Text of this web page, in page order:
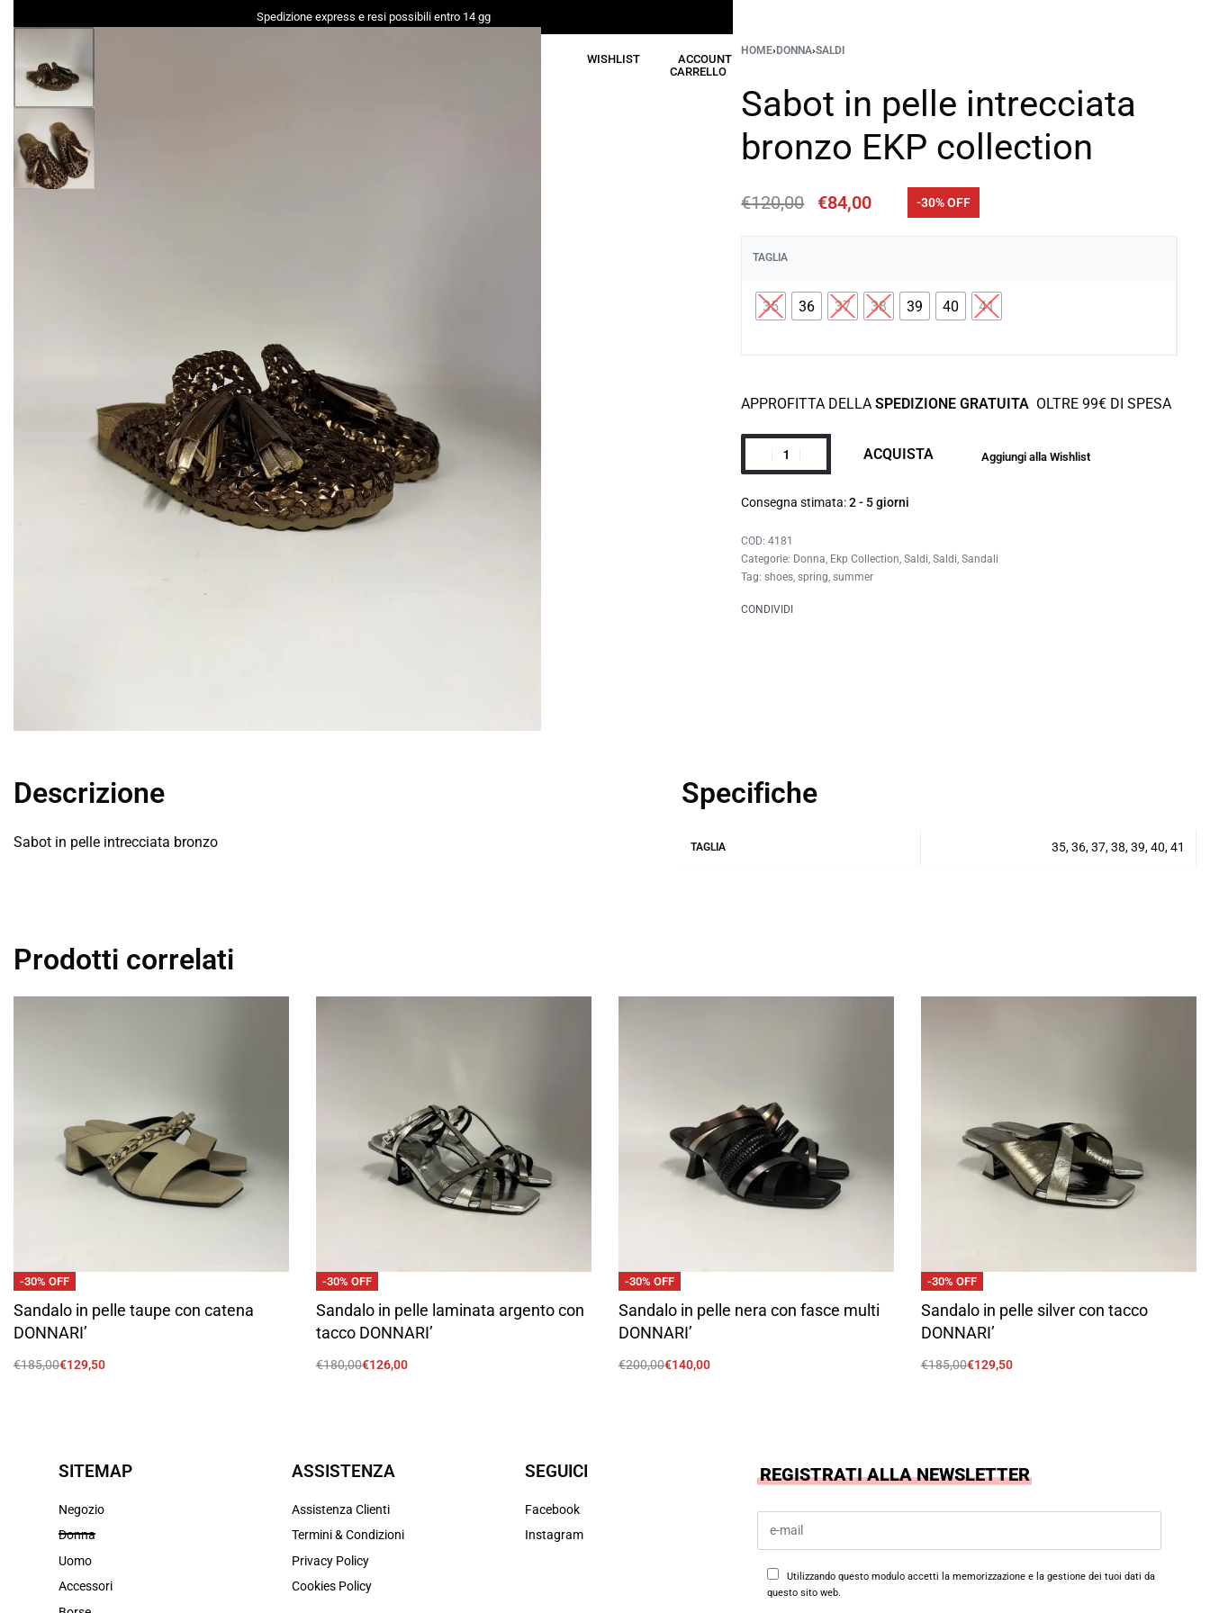
Spedizione express e resi possibili entro 14 gg
WISHLIST
ACCOUNT
CARRELLO
HOME› DONNA›SALDI
Sabot in pelle intrecciata
bronzo EKP collection
€120,00 €84,00 -30% OFF
TAGLIA
35 36 37 38 39 40 41
APPROFITTA DELLASPEDIZIONE GRATUITA OLTRE 99€ DI SPESA
ACQUISTA Aggiungi alla Wishlist
Consegna stimata: 2 - 5 giorni
4181
Categorie: Donna, Ekp Collection,Saldi,Saldi,Sandali
Tag:shoes,spring,summer
CONDIVIDI
Descrizione
Sabot in pelle intrecciata bronzo
Specifiche
TAGLIA 35, 36, 37, 38, 39, 40, 41
Prodotti correlati
-30% OFF
Sandalo in pelle taupe con catena
DONNARI’
€185,00€129,50
-30% OFF
Sandalo in pelle laminata argento con
tacco DONNARI’
€180,00€126,00
-30% OFF
Sandalo in pelle nera con fasce multi
DONNARI’
€200,00€140,00
-30% OFF
Sandalo in pelle silver con tacco
DONNARI’
€185,00€129,50
SITEMAP
Negozio
Donna
Uomo
Accessori
ASSISTENZA
Assistenza Clienti
Termini & Condizioni
Privacy Policy
Cookies Policy
SEGUICI
Facebook
Instagram
REGISTRATI ALLA NEWSLETTER
Utilizzando questo modulo accetti la memorizzazione e la gestione dei tuoi dati da
questo sito web.